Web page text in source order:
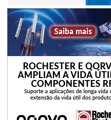
falou sobre o Supply Chain:
A fundadora e CCO da
equilibrar os estoques e
um chão de fábrica. O
cadeia de suprimentos
forma automatizada.
O consultor de tecnologia do
Galindo de Mello, também